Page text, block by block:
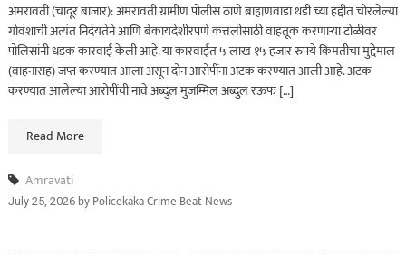
अमरावती (चांदूर बाजार): अमरावती ग्रामीण पोलीस ठाणे ब्राह्मणवाडा थडी च्या हद्दीत चोरलेल्या
गोवंशाची अत्यंत निर्दयतेने आणि बेकायदेशीरपणे कत्तलीसाठी वाहतूक करणाऱ्या टोळीवर
पोलिसांनी धडक कारवाई केली आहे. या कारवाईत ५ लाख १५ हजार रुपये किमतीचा मुद्देमाल
(वाहनासह) जप्त करण्यात आला असून दोन आरोपींना अटक करण्यात आली आहे. अटक
करण्यात आलेल्या आरोपींची नावे अब्दुल मुजम्मिल अब्दुल रऊफ […]
Read More
Amravati
July 25, 2026byPolicekaka Crime Beat News